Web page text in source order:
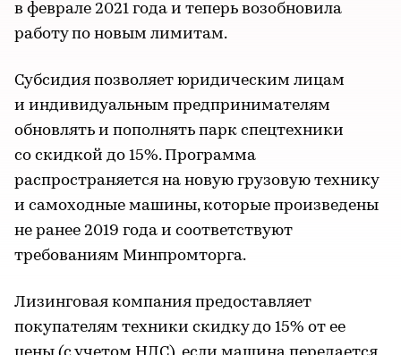
в феврале 2021 года и теперь возобновила
работу по новым лимитам.
Субсидия позволяет юридическим лицам
и индивидуальным предпринимателям
обновлять и пополнять парк спецтехники
со скидкой до 15%. Программа
распространяется на новую грузовую технику
и самоходные машины, которые произведены
не ранее 2019 года и соответствуют
требованиям Минпромторга.
Лизинговая компания предоставляет
покупателям техники скидку до 15% от ее